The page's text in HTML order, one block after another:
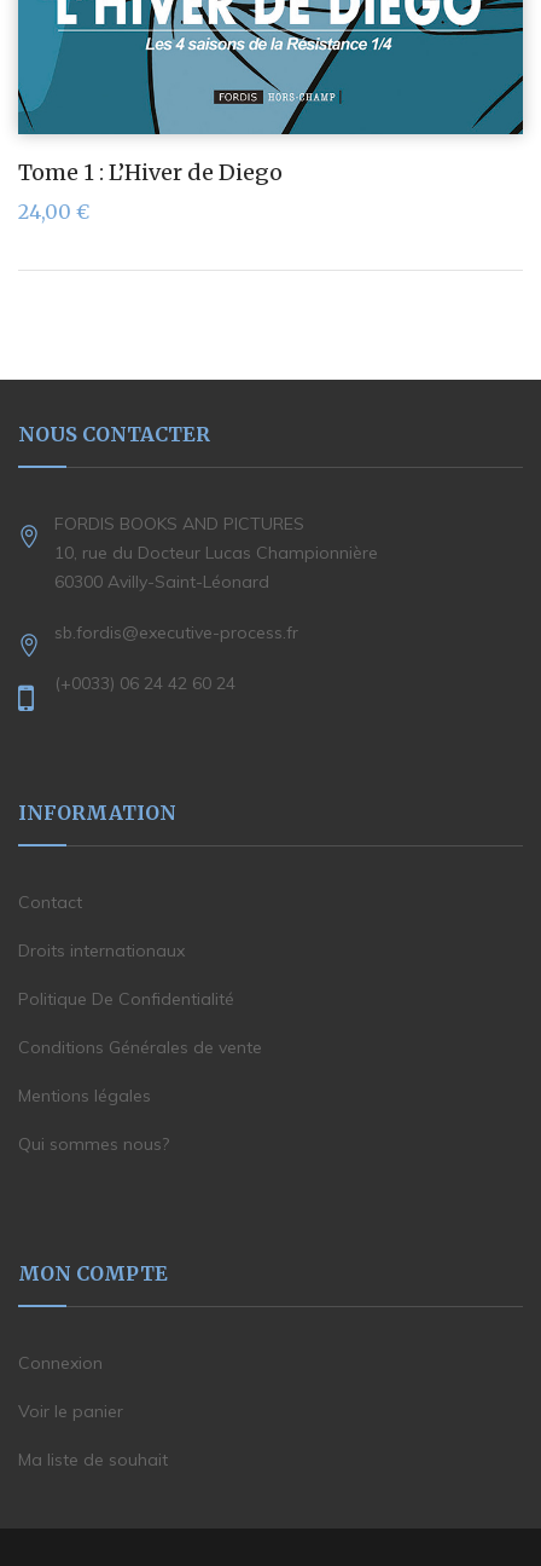
Tome 1 : L’Hiver de Diego
24,00 €
NOUS CONTACTER
FORDIS BOOKS AND PICTURES
10, rue du Docteur Lucas Championnière
60300 Avilly-Saint-Léonard
sb.fordis@executive-process.fr
(+0033) 06 24 42 60 24
INFORMATION
Contact
Droits internationaux
Politique De Confidentialité
Conditions Générales de vente
Mentions légales
Qui sommes nous?
MON COMPTE
Connexion
Voir le panier
Ma liste de souhait